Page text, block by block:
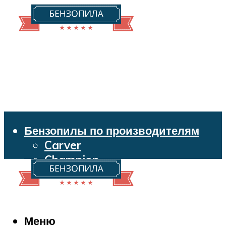
Бензопилы по производителям
Carver
Champion
Echo
Husqvarna
Makita
Меню